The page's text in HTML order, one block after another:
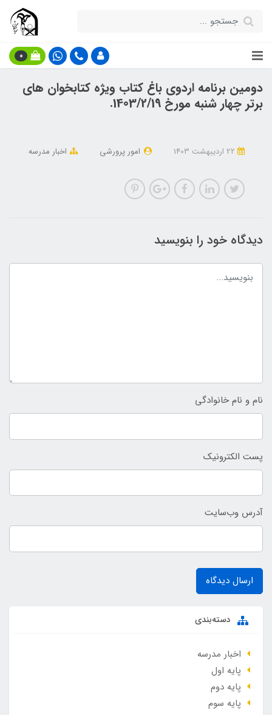
0
دومین برنامه اردوی باغ کتاب ویژه کتابخوان های
برتر چهار شنبه مورخ 1403/2/19.
امور پرورشی اخبار مدرسه
دیدگاه خود را بنویسید
نام و نام خانوادگی
پست الکترونیک
آدرس وب‌سایت
ارسال دیدگاه
دسته‌بندی
اخبار مدرسه
پایه اول
پایه دوم
پایه سوم